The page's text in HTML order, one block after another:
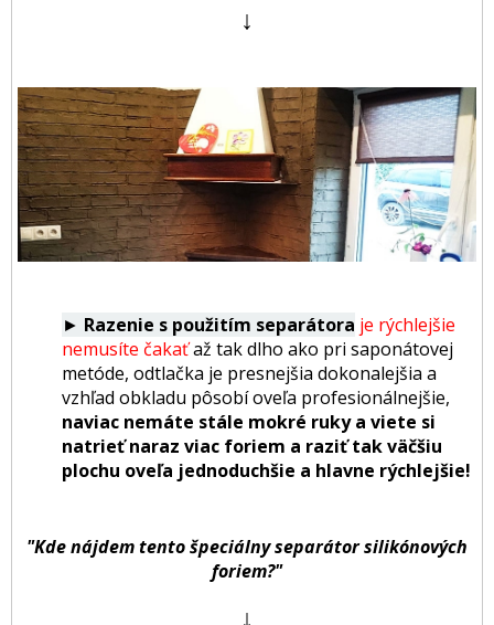
↓
► Razenie s použitím separátora je rýchlejšie
nemusíte čakaťaž tak dlho ako pri saponátovej
metóde, odtlačka je presnejšia dokonalejšia a
vzhľad obkladu pôsobí oveľa profesionálnejšie,
naviac nemáte stále mokré ruky a viete si
natrieť naraz viac foriem a raziť tak väčšiu
plochu oveľa jednoduchšie a hlavne rýchlejšie!
"Kde nájdem tento špeciálny separátor silikónových
foriem?"
↓